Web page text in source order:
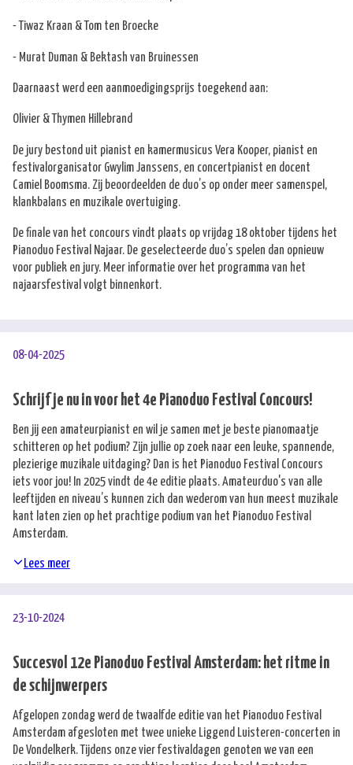
- Tiwaz Kraan & Tom ten Broecke
- Murat Duman & Bektash van Bruinessen
Daarnaast werd een aanmoedigingsprijs toegekend aan:
Olivier & Thymen Hillebrand
De jury bestond uit pianist en kamermusicus Vera Kooper, pianist en
festivalorganisator Gwylim Janssens, en concertpianist en docent
Camiel Boomsma. Zij beoordeelden de duo’s op onder meer samenspel,
klankbalans en muzikale overtuiging.
De finale van het concours vindt plaats op vrijdag 18 oktober tijdens het
Pianoduo Festival Najaar. De geselecteerde duo’s spelen dan opnieuw
voor publiek en jury. Meer informatie over het programma van het
najaarsfestival volgt binnenkort.
08-04-2025
Schrijf je nu in voor het 4e Pianoduo Festival Concours!
Ben jij een amateurpianist en wil je samen met je beste pianomaatje
schitteren op het podium? Zijn jullie op zoek naar een leuke, spannende,
plezierige muzikale uitdaging? Dan is het Pianoduo Festival Concours
iets voor jou! In 2025 vindt de 4e editie plaats. Amateurduo's van alle
leeftijden en niveau’s kunnen zich dan wederom van hun meest muzikale
kant laten zien op het prachtige podium van het Pianoduo Festival
Amsterdam.
Lees meer
23-10-2024
Succesvol 12e Pianoduo Festival Amsterdam: het ritme in
de schijnwerpers
Afgelopen zondag werd de twaalfde editie van het Pianoduo Festival
Amsterdam afgesloten met twee unieke Liggend Luisteren-concerten in
De Vondelkerk. Tijdens onze vier festivaldagen genoten we van een